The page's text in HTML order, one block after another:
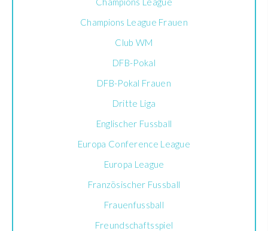
Champions League Frauen
Club WM
DFB-Pokal
DFB-Pokal Frauen
Dritte Liga
Englischer Fussball
Europa Conference League
Europa League
Französischer Fussball
Frauenfussball
Freundschaftsspiel